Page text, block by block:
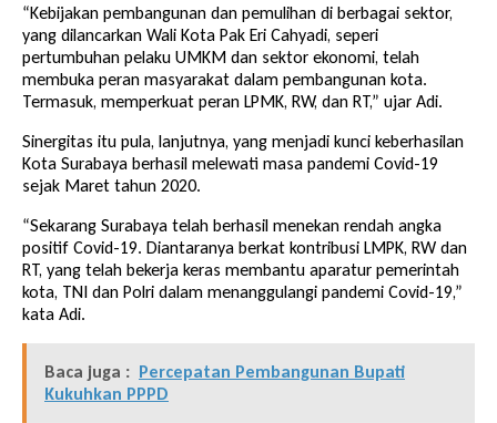
“Kebijakan pembangunan dan pemulihan di berbagai sektor,
yang dilancarkan Wali Kota Pak Eri Cahyadi, seperi
pertumbuhan pelaku UMKM dan sektor ekonomi, telah
membuka peran masyarakat dalam pembangunan kota.
Termasuk, memperkuat peran LPMK, RW, dan RT,” ujar Adi.
Sinergitas itu pula, lanjutnya, yang menjadi kunci keberhasilan
Kota Surabaya berhasil melewati masa pandemi Covid-19
sejak Maret tahun 2020.
“Sekarang Surabaya telah berhasil menekan rendah angka
positif Covid-19. Diantaranya berkat kontribusi LMPK, RW dan
RT, yang telah bekerja keras membantu aparatur pemerintah
kota, TNI dan Polri dalam menanggulangi pandemi Covid-19,”
kata Adi.
Baca juga : Percepatan Pembangunan Bupati
Kukuhkan PPPD